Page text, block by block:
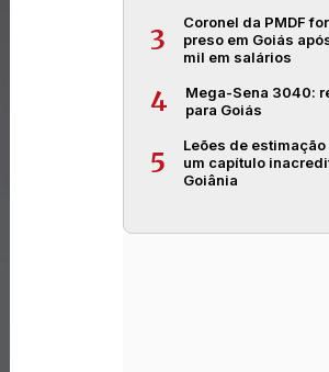
3
Coronel da PMDF
preso em Goiás
mil em salários
4
Mega-Sena 3040:
para Goiás
5
Leões de
um capítulo
Goiânia